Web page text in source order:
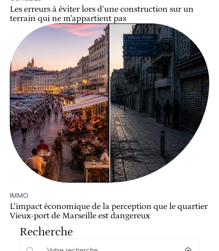
Les erreurs à éviter lors d’une construction sur un
terrain qui ne m’appartient pas
IMMO
L’impact économique de la perception que le quartier
Vieux-port de Marseille est dangereux
Recherche